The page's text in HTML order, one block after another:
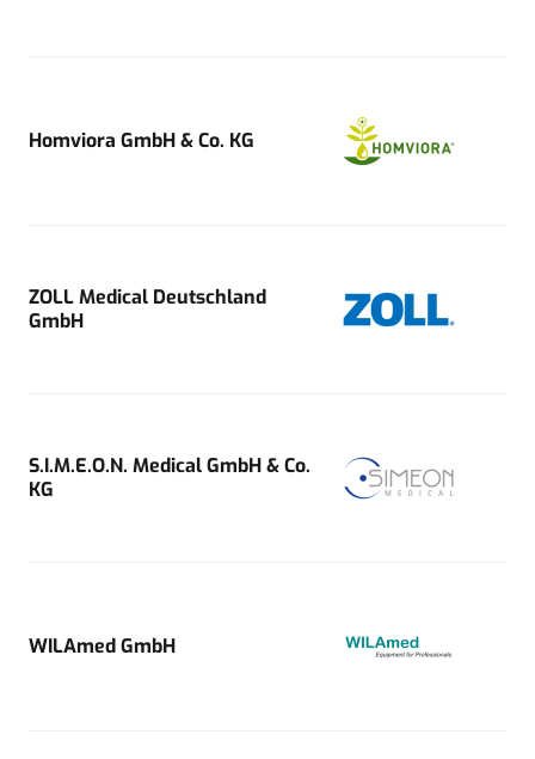
Homviora GmbH & Co. KG
ZOLL Medical Deutschland
GmbH
S.I.M.E.O.N. Medical GmbH & Co.
KG
WILAmed GmbH